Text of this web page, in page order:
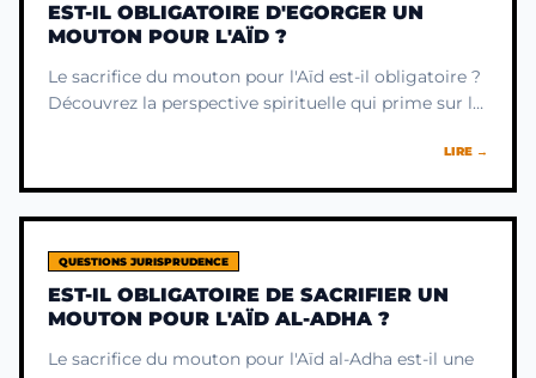
EST-IL OBLIGATOIRE D'EGORGER UN
MOUTON POUR L'AÏD ?
Le sacrifice du mouton pour l'Aïd est-il obligatoire ?
Découvrez la perspective spirituelle qui prime sur la
LIRE →
QUESTIONS JURISPRUDENCE
EST-IL OBLIGATOIRE DE SACRIFIER UN
MOUTON POUR L'AÏD AL-ADHA ?
Le sacrifice du mouton pour l'Aïd al-Adha est-il une